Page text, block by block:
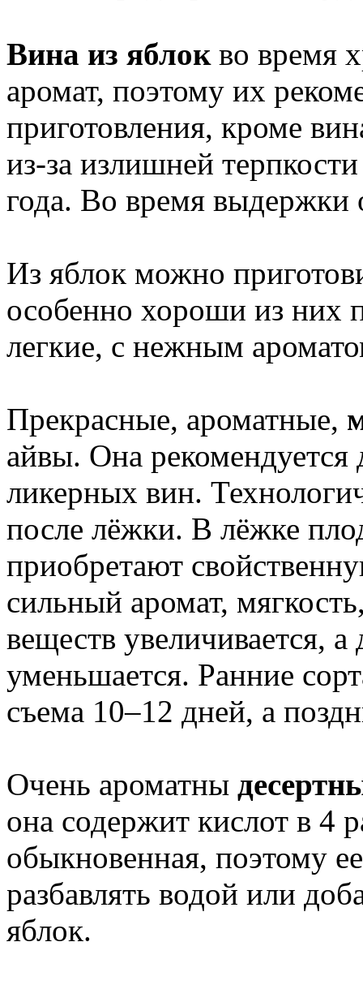
Вина из яблокво время
аромат, поэтому их
приготовления, кроме
из-за излишней
года. Во время выдержки
Из яблок можно
особенно хороши из них
легкие, с нежным
Прекрасные, ароматные,
айвы. Она рекомендуется
ликерных вин.
после лёжки. В лёжке
приобретают
сильный аромат,
веществ увеличивается,
уменьшается. Ранние
съема 10–12 дней, а
Очень ароматны
она содержит кислот в 4
обыкновенная, поэтому
разбавлять водой или
яблок.